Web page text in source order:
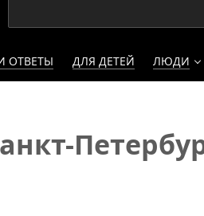
ОТВЕТЫ ДЛЯ ДЕТЕЙ ЛЮДИ